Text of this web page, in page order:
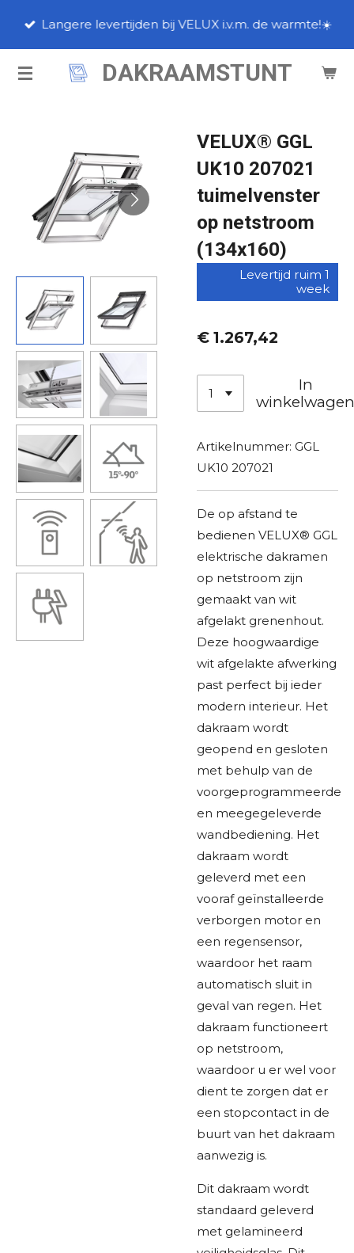
de
DAKRAAMSTUNT
Langere levertijden bij VELUX i.v.m. de warmte!☀️
VELUX® GGL
UK10 207021
tuimelvenster
op netstroom
(134x160)
Levertijd ruim 1
week
€ 1.267,42
In
Artikelnummer: GGL
UK10 207021
De op afstand te
bedienen VELUX® GGL
elektrische dakramen
op netstroom zijn
gemaakt van wit
afgelakt grenenhout.
Deze hoogwaardige
wit afgelakte afwerking
past perfect bij ieder
modern interieur. Het
dakraam wordt
geopend en gesloten
met behulp van de
voorgeprogrammeerde
en meegegeleverde
wandbediening. Het
dakraam wordt
geleverd met een
vooraf geïnstalleerde
verborgen motor en
een regensensor,
waardoor het raam
automatisch sluit in
geval van regen. Het
dakraam functioneert
op netstroom,
waardoor u er wel voor
dient te zorgen dat er
een stopcontact in de
buurt van het dakraam
aanwezig is.
Dit dakraam wordt
standaard geleverd
met gelamineerd